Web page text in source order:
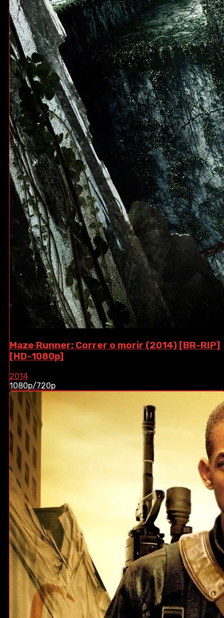
Maze Runner: Correr o morir (2014) [BR-RIP]
[HD-1080p]
2014
1080p/720p